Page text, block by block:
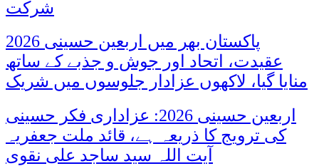
شرکت
پاکستان بھر میں اربعین حسینی 2026
عقیدت، اتحاد اور جوش و جذبے کے ساتھ
منایا گیا، لاکھوں عزادار جلوسوں میں شریک
اربعین حسینی 2026: عزاداری فکر حسینی
کی ترویج کا ذریعہ ہے، قائد ملت جعفریہ
آیت اللہ سید ساجد علی نقوی